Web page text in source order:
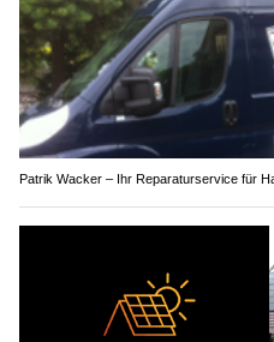
Patrik Wacker – Ihr Reparaturservice für